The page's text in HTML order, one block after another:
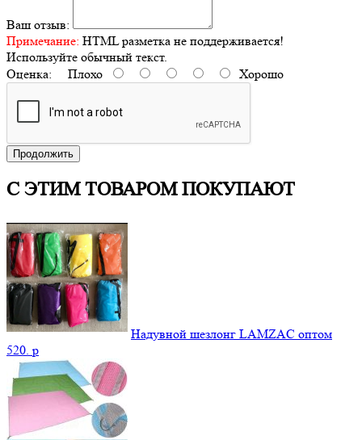
Ваш отзыв:
Примечание: HTML разметка не поддерживается!
Используйте обычный текст.
Оценка: Плохо Хорошо
Продолжить
С ЭТИМ ТОВАРОМ ПОКУПАЮТ
Надувной шезлонг LAMZAC оптом
520. p